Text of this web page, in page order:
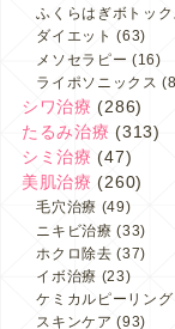
ふくらはぎボトック
ダイエット (63)
メソセラピー (16)
ライポソニックス
シワ治療 (286)
たるみ治療 (313)
シミ治療 (47)
美肌治療 (260)
毛穴治療 (49)
ニキビ治療 (33)
ホクロ除去 (37)
イボ治療 (23)
ケミカルピーリング
スキンケア (93)